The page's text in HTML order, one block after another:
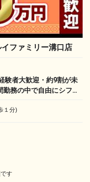
ファミリー溝口店
験者大歓迎・約9割が未
務の中で自由にシフト
１分)
す